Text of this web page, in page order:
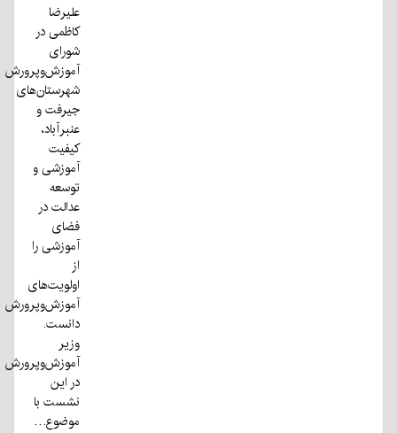
علیرضا
کاظمی در
شورای
آموزش‌وپرورش
شهرستان‌های
جیرفت و
عنبرآباد،
کیفیت
آموزشی و
توسعه
عدالت در
فضای
آموزشی را
از
اولویت‌های
آموزش‌وپرورش
دانست.
وزیر
آموزش‌وپرورش
در این
نشست با
موضوع…